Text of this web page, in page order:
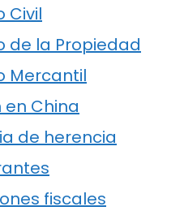
Civil
de la Propiedad
Mercantil
China
de herencia
fiscales